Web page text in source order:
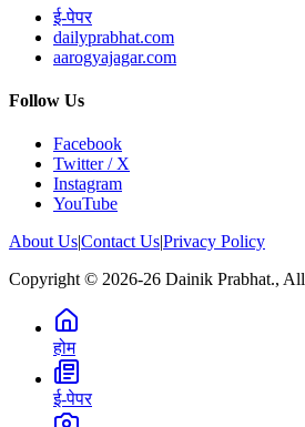
ई-पेपर
dailyprabhat.com
aarogyajagar.com
Follow Us
Facebook
Twitter / X
Instagram
YouTube
About Us|Contact Us|Privacy Policy
Copyright © 2026-26 Dainik Prabhat., All
होम
ई-पेपर